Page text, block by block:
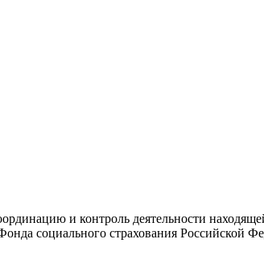
и контроль деятельности
социального страхования Российской